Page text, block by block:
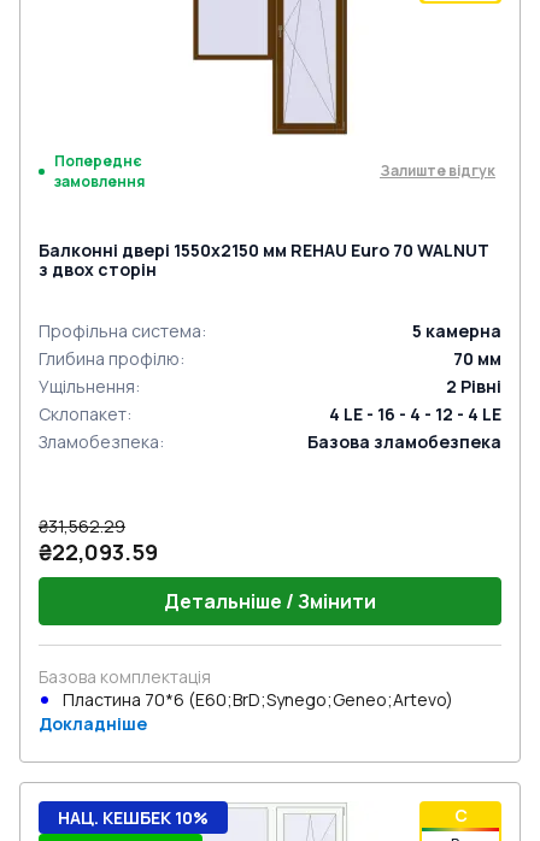
Попереднє
замовлення
Залиште відгук
Балконні двері 1550x2150 мм REHAU Euro 70 WALNUT
з двох сторін
Профільна система: 5 камерна
Глибина профілю: 70 мм
Ущільнення: 2 Рівні
Склопакет:
4 LE - 16 - 4 - 12 - 4 LE
Зламобезпека: Базова зламобезпека
₴31,562.29
₴22,093.59
Детальніше / Змінити
Базова комплектація
Пластина 70*6 (E60;BrD;Synego;Geneo;Artevo)
Докладніше
C
НАЦ. КЕШБЕК 10%